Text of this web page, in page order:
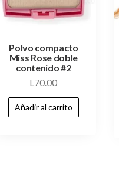
Polvo compacto
Miss Rose doble
contenido #2
L70.00
Añadir al carrito